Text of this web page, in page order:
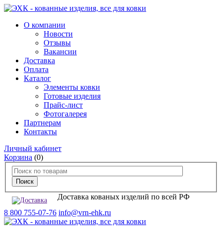
О компании
Новости
Отзывы
Вакансии
Доставка
Оплата
Каталог
Элементы ковки
Готовые изделия
Прайс-лист
Фотогалерея
Партнерам
Контакты
Личный кабинет
Корзина (0)
Доставка кованых изделий по всей РФ
8 800 755-07-76 info@vrn-ehk.ru